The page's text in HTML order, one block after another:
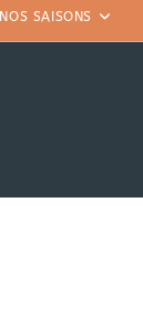
NOS SAISONS